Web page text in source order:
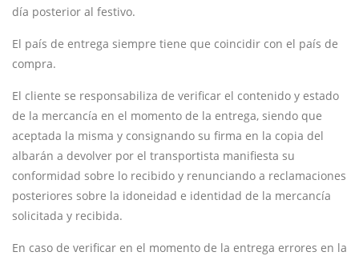
día posterior al festivo.
El país de entrega siempre tiene que coincidir con el país de
compra.
El cliente se responsabiliza de verificar el contenido y estado
de la mercancía en el momento de la entrega, siendo que
aceptada la misma y consignando su firma en la copia del
albarán a devolver por el transportista manifiesta su
conformidad sobre lo recibido y renunciando a reclamaciones
posteriores sobre la idoneidad e identidad de la mercancía
solicitada y recibida.
En caso de verificar en el momento de la entrega errores en la